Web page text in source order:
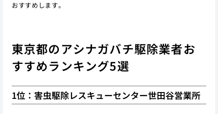
おすすめします。
東京都のアシナガバチ駆除業者お
すすめランキング5選
1位：害虫駆除レスキューセンター世田谷営業所